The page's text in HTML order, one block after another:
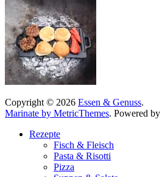
Copyright © 2026 Essen & Genuss.
Marinate by MetricThemes. Powered by
Rezepte
Fisch & Fleisch
Pasta & Risotti
Pizza